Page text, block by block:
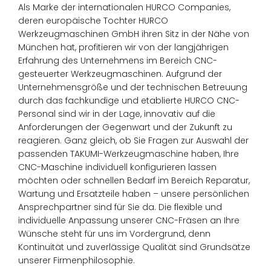
Als Marke der internationalen HURCO Companies,
deren europäische Tochter HURCO
Werkzeugmaschinen GmbH ihren Sitz in der Nähe von
München hat, profitieren wir von der langjährigen
Erfahrung des Unternehmens im Bereich CNC-
gesteuerter Werkzeugmaschinen. Aufgrund der
Unternehmensgröße und der technischen Betreuung
durch das fachkundige und etablierte HURCO CNC-
Personal sind wir in der Lage, innovativ auf die
Anforderungen der Gegenwart und der Zukunft zu
reagieren. Ganz gleich, ob Sie Fragen zur Auswahl der
passenden TAKUMI-Werkzeugmaschine haben, Ihre
CNC-Maschine individuell konfigurieren lassen
möchten oder schnellen Bedarf im Bereich Reparatur,
Wartung und Ersatzteile haben – unsere persönlichen
Ansprechpartner sind für Sie da. Die flexible und
individuelle Anpassung unserer CNC-Fräsen an Ihre
Wünsche steht für uns im Vordergrund, denn
Kontinuität und zuverlässige Qualität sind Grundsätze
unserer Firmenphilosophie.